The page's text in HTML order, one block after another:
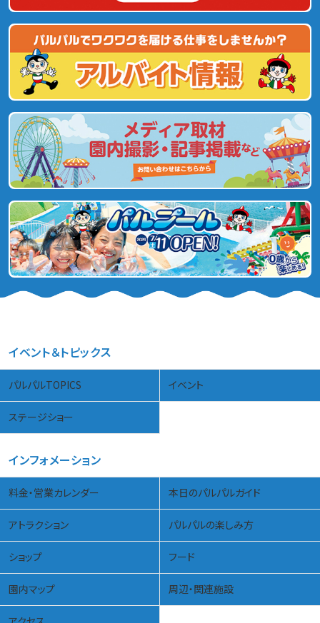
イベント＆トピックス
パルパルTOPICS イベント
ステージショー
インフォメーション
料金・営業カレンダー 本日のパルパルガイド
アトラクション パルパルの楽しみ方
ショップ フード
園内マップ 周辺・関連施設